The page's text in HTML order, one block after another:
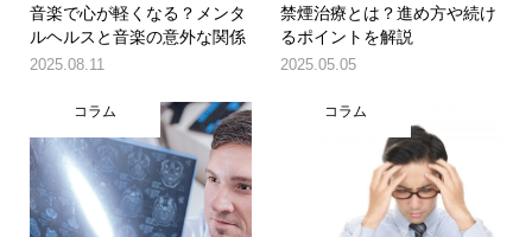
音楽で心が軽くなる？メンタ
ルヘルスと音楽の意外な関係
2025.08.11
禁煙治療とは？進め方や続け
るポイントを解説
2025.05.05
コラム コラム